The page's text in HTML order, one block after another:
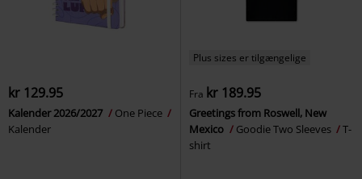
kr 129.95
Kalender 2026/2027
One Piece
Kalender
Plus sizes er tilgængelige
Fra kr 189.95
Greetings from Roswell, New
Mexico
Goodie Two Sleeves
T-
shirt